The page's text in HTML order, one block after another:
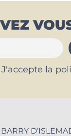
J'accepte la
BARRY